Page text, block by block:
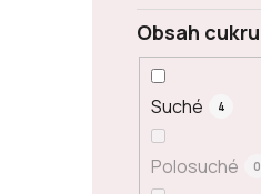
Obsah cukru
Suché 4
Polosuché 0